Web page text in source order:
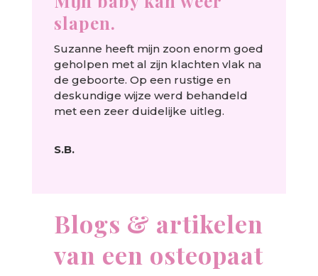
slapen.
Suzanne heeft mijn zoon enorm goed
geholpen met al zijn klachten vlak na
de geboorte. Op een rustige en
deskundige wijze werd behandeld
met een zeer duidelijke uitleg.
S.B.
Blogs & artikelen
van een osteopaat